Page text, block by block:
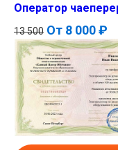
Оператор
13 500 От 8 000 ₽